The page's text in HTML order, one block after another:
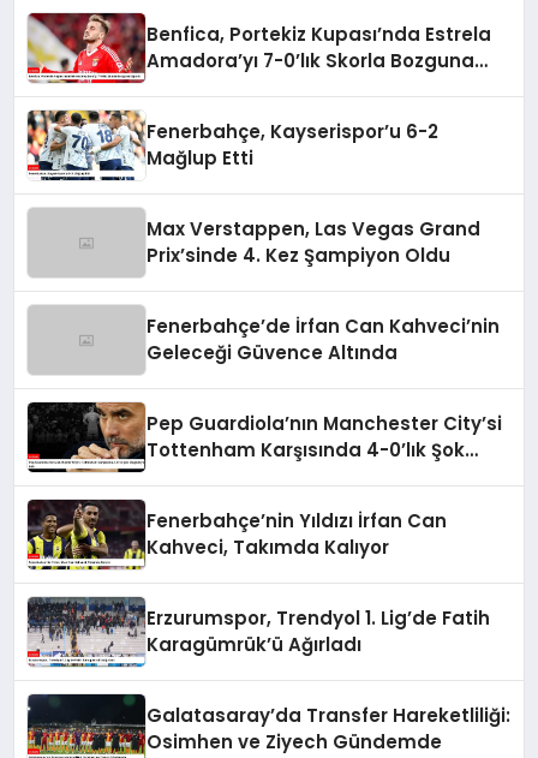
Benfica, Portekiz Kupası’nda Estrela
Amadora’yı 7-0’lık Skorla Bozguna
Fenerbahçe, Kayserispor’u 6-2
Mağlup Etti
Max Verstappen, Las Vegas Grand
Prix’sinde 4. Kez Şampiyon Oldu
Fenerbahçe’de İrfan Can Kahveci’nin
Geleceği Güvence Altında
Pep Guardiola’nın Manchester City’si
Tottenham Karşısında 4-0’lık Şok
Fenerbahçe’nin Yıldızı İrfan Can
Kahveci, Takımda Kalıyor
Erzurumspor, Trendyol 1. Lig’de Fatih
Karagümrük’ü Ağırladı
Galatasaray’da Transfer Hareketliliği:
Osimhen ve Ziyech Gündemde